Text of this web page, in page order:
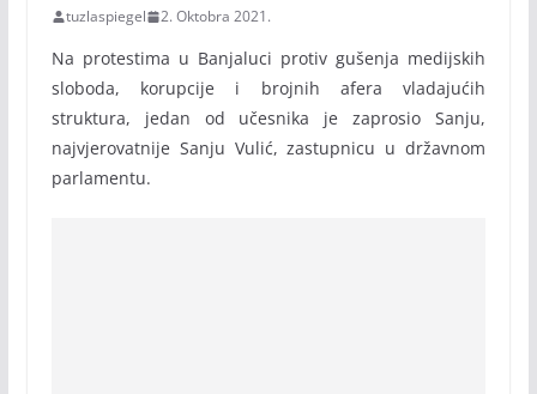
tuzlaspiegel 2. Oktobra 2021.
Na protestima u Banjaluci protiv gušenja medijskih
sloboda, korupcije i brojnih afera vladajućih
struktura, jedan od učesnika je zaprosio Sanju,
najvjerovatnije Sanju Vulić, zastupnicu u državnom
parlamentu.